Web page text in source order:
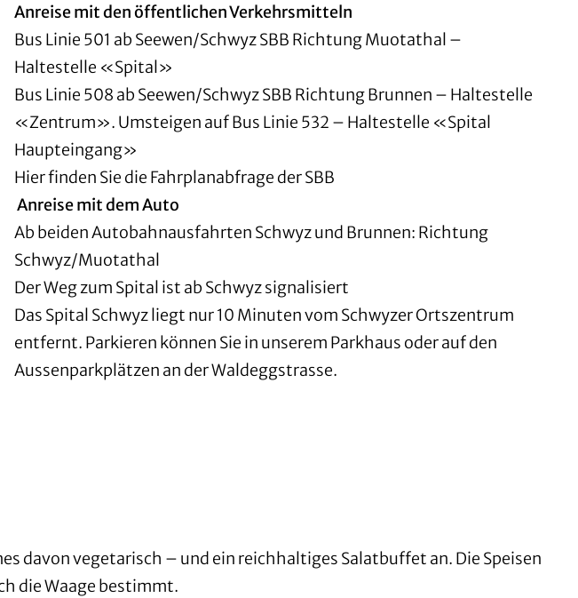
Anreise mit den öffentlichen Verkehrsmitteln
Bus Linie 501 ab Seewen/Schwyz SBB Richtung Muotathal –
Haltestelle «Spital»
Bus Linie 508 ab Seewen/Schwyz SBB Richtung Brunnen – Haltestelle
«Zentrum». Umsteigen auf Bus Linie 532 – Haltestelle «Spital
Haupteingang»
Hier finden Sie die Fahrplanabfrage der SBB
Anreise mit dem Auto
Ab beiden Autobahnausfahrten Schwyz und Brunnen: Richtung
Schwyz/Muotathal
Der Weg zum Spital ist ab Schwyz signalisiert
Das Spital Schwyz liegt nur 10 Minuten vom Schwyzer Ortszentrum
entfernt. Parkieren können Sie in unserem Parkhaus oder auf den
Aussenparkplätzen an der Waldeggstrasse.
davon vegetarisch – und ein reichhaltiges Salatbuffet an. Die Speisen
die Waage bestimmt.